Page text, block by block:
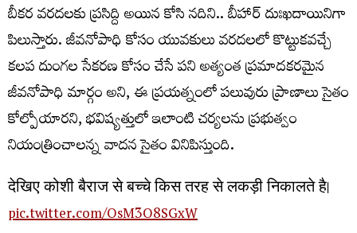
బీకర వరదలకు ప్రసిద్ది అయిన కోసి నదిని.. బీహార్ దుఃఖదాయినిగా
పిలుస్తారు. జీవనోపాధి కోసం యువకులు వరదలలో కొట్టుకవచ్చే
కలప దుంగల సేకరణ కోసం చేసే పని అత్యంత ప్రమాదకరమైన
జీవనోపాధి మార్గం అని, ఈ ప్రయత్నంలో పలువురు ప్రాణాలు సైతం
కోల్పోయారని, భవిష్యత్తులో ఇలాంటి చర్యలను ప్రభుత్వం
నియంత్రించాలన్న వాదన సైతం వినిపిస్తుంది.
देखिए कोशी बैराज से बच्चे किस तरह से लकड़ी निकालते है।
pic.twitter.com/OsM3O8SGxW